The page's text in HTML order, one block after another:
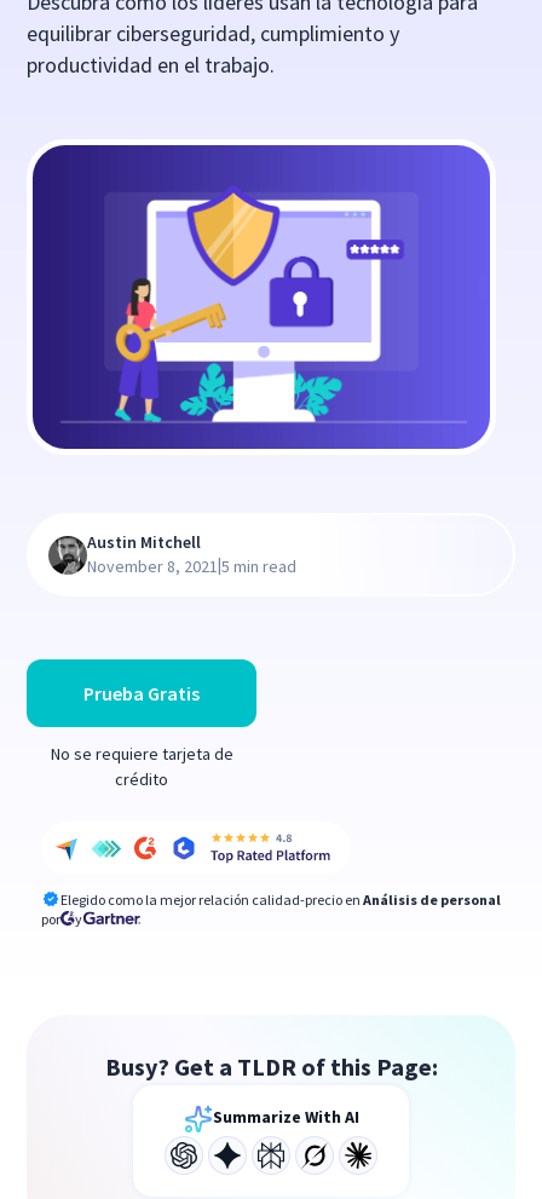
equilibrar ciberseguridad, cumplimiento y
productividad en el trabajo.
Prueba Gratis
No se requiere tarjeta de
crédito
Elegido como la mejor relación calidad-precio en Análisis de personal
por
y
Austin Mitchell
November 8, 2021|5 min read
Busy? Get a TLDR of this Page:
Summarize With AI